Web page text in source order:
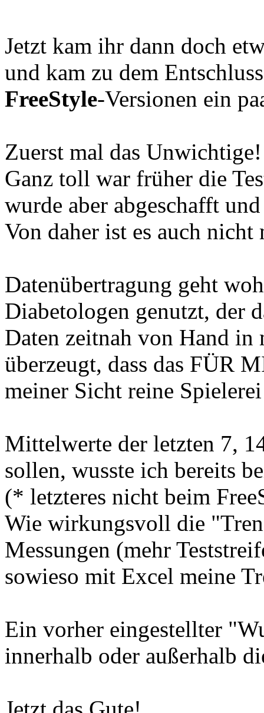
Jetzt kam ihr dann doch
und kam zu dem
FreeStyle-Versionen ein
Zuerst mal das Unwichtige!
Ganz toll war früher die
wurde aber abgeschafft
Von daher ist es auch nicht
Datenübertragung geht
Diabetologen genutzt, der
Daten zeitnah von Hand
überzeugt, dass das FÜR
meiner Sicht reine
Mittelwerte der letzten 7,
sollen, wusste ich bereits
(* letzteres nicht beim
Wie wirkungsvoll die
Messungen (mehr
sowieso mit Excel meine
Ein vorher eingestellter
innerhalb oder außerhalb